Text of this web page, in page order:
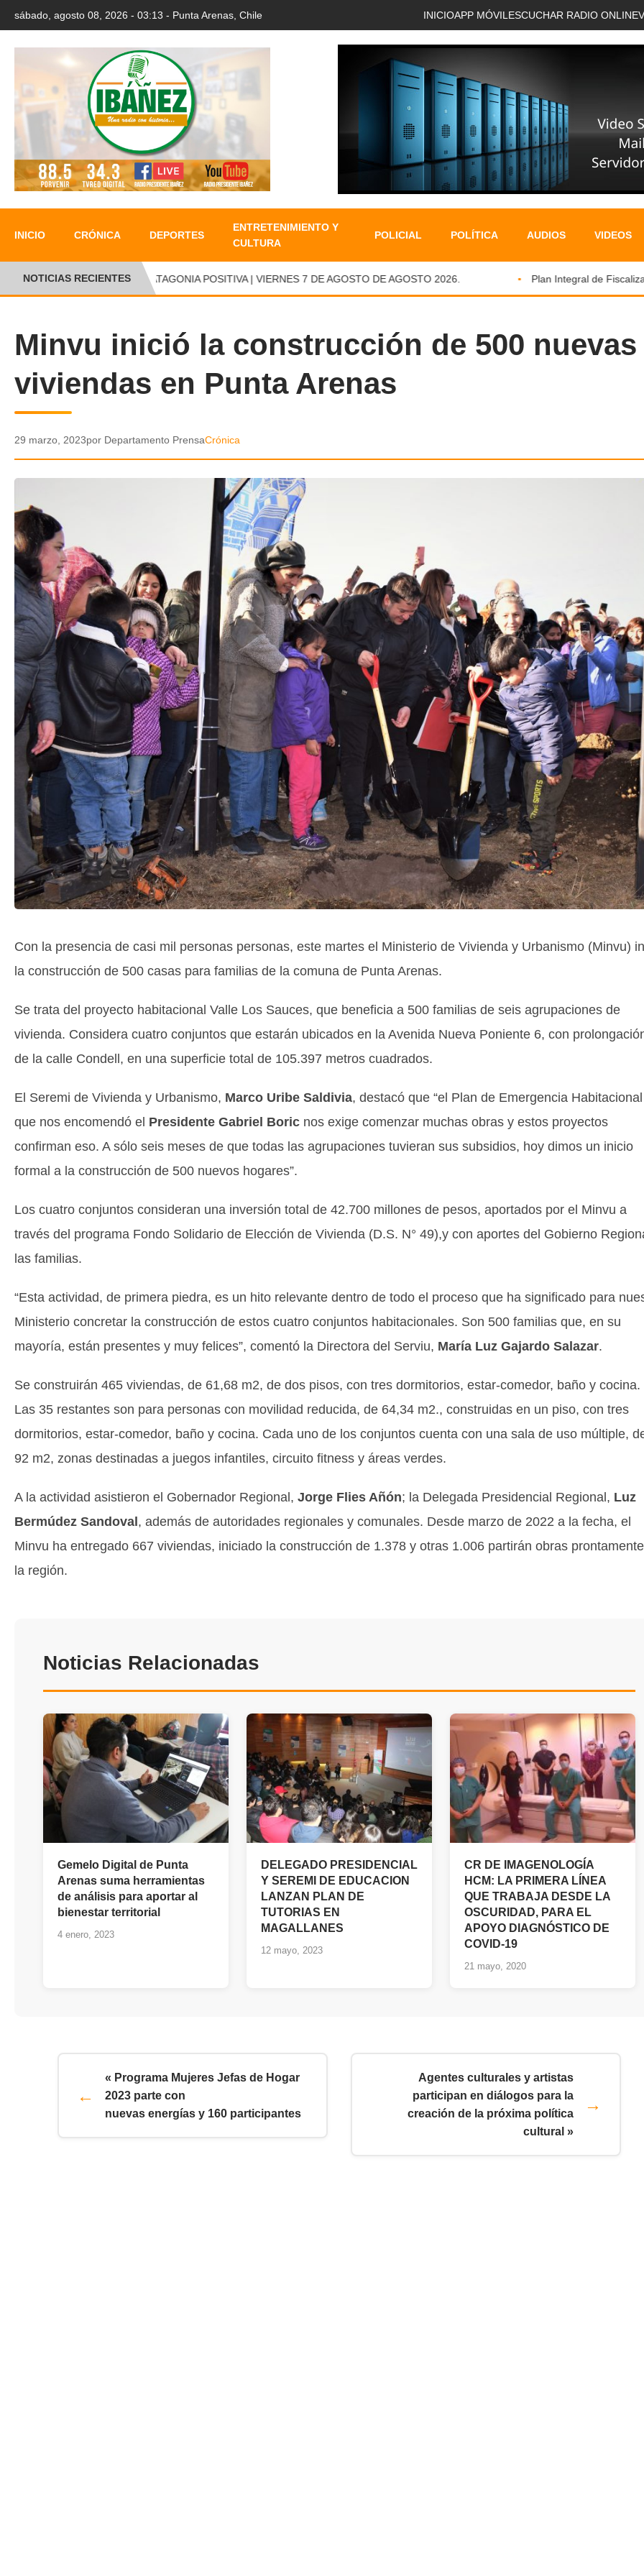
sábado, agosto 08, 2026 - 03:13 - Punta Arenas, Chile INICIOAPP MÓVIL ESCUCHAR RADIO ONLINE
INICIO CRÓNICA DEPORTES
ENTRETENIMIENTO Y
CULTURA
POLICIAL POLÍTICA AUDIOS VIDEOS
NOTICIAS RECIENTESPATAGONIA POSITIVA | VIERNES 7 DE AGOSTO DE AGOSTO 2026. Plan Integral de
Minvu inició la construcción de 500 nuevas
viviendas en Punta Arenas
29 marzo, 2023por Departamento PrensaCrónica
Con la presencia de casi mil personas personas, este martes el Ministerio de Vivienda y Urbanismo (Minvu)
la construcción de 500 casas para familias de la comuna de Punta Arenas.
Se trata del proyecto habitacional Valle Los Sauces, que beneficia a 500 familias de seis agrupaciones de
vivienda. Considera cuatro conjuntos que estarán ubicados en la Avenida Nueva Poniente 6, con
de la calle Condell, en una superficie total de 105.397 metros cuadrados.
El Seremi de Vivienda y Urbanismo, Marco Uribe Saldivia, destacó que “el Plan de Emergencia Habitacional
que nos encomendó el Presidente Gabriel Boric nos exige comenzar muchas obras y estos proyectos
confirman eso. A sólo seis meses de que todas las agrupaciones tuvieran sus subsidios, hoy dimos un inicio
formal a la construcción de 500 nuevos hogares”.
Los cuatro conjuntos consideran una inversión total de 42.700 millones de pesos, aportados por el Minvu a
través del programa Fondo Solidario de Elección de Vivienda (D.S. N° 49),y con aportes del Gobierno
las familias.
“Esta actividad, de primera piedra, es un hito relevante dentro de todo el proceso que ha significado para
Ministerio concretar la construcción de estos cuatro conjuntos habitacionales. Son 500 familias que, en su
mayoría, están presentes y muy felices”, comentó la Directora del Serviu, María Luz Gajardo Salazar.
Se construirán 465 viviendas, de 61,68 m2, de dos pisos, con tres dormitorios, estar-comedor, baño y cocina.
Las 35 restantes son para personas con movilidad reducida, de 64,34 m2., construidas en un piso, con tres
dormitorios, estar-comedor, baño y cocina. Cada uno de los conjuntos cuenta con una sala de uso múltiple,
92 m2, zonas destinadas a juegos infantiles, circuito fitness y áreas verdes.
A la actividad asistieron el Gobernador Regional, Jorge Flies Añón; la Delegada Presidencial Regional, Luz
Bermúdez Sandoval , además de autoridades regionales y comunales. Desde marzo de 2022 a la fecha, el
Minvu ha entregado 667 viviendas, iniciado la construcción de 1.378 y otras 1.006 partirán obras
la región.
Noticias Relacionadas
Gemelo Digital de Punta
Arenas suma herramientas
de análisis para aportar al
bienestar territorial
4 enero, 2023
DELEGADO PRESIDENCIAL
Y SEREMI DE EDUCACION
LANZAN PLAN DE
TUTORIAS EN
MAGALLANES
12 mayo, 2023
CR DE IMAGENOLOGÍA
HCM: LA PRIMERA LÍNEA
QUE TRABAJA DESDE LA
OSCURIDAD, PARA EL
APOYO DIAGNÓSTICO DE
COVID-19
21 mayo, 2020
« Programa Mujeres Jefas de Hogar
2023 parte con
nuevas energías y 160 participantes
Agentes culturales y artistas
participan en diálogos para la
creación de la próxima política
cultural »